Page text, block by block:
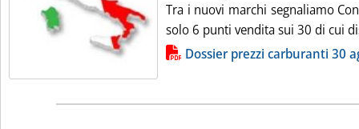
Tra i nuovi marchi segnaliamo
solo 6 punti vendita sui 30 di cui
Lista allegati PDF alla notiziaDossier prezzi carburanti 30